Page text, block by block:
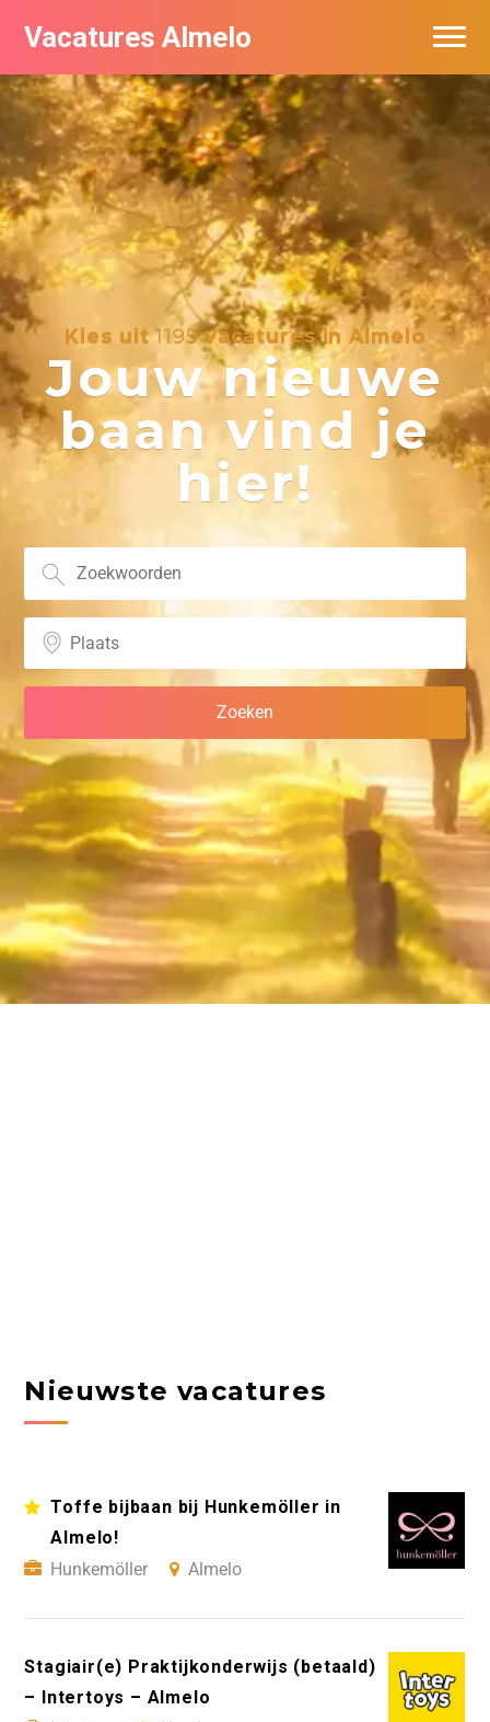
Vacatures Almelo
Kies uit1195vacatures in Almelo
Jouw nieuwe
baan vind je
hier!
Nieuwste vacatures
Toffe bijbaan bij Hunkemöller in
Almelo!
Hunkemöller
Almelo
Stagiair(e) Praktijkonderwijs (betaald)
– Intertoys – Almelo
Vacatures per bedrijf
De populairste vacatures in Almelo
Nieuwsbrief feed